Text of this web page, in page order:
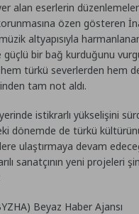
alan eserlerin
özen gösteren
altyapısıyla
güçlü bir bağ kurduğunu
hem türkü severlerden hem
tam not aldı.
istikrarlı yükselişini
dönemde de türkü
ulaştırmaya devam
sanatçının yeni projeleri
Beyaz Haber Ajansı